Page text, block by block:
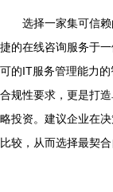
选择一家集可信
捷的在线咨询服务于
可的IT服务管理能力
合规性要求，更是打
略投资。建议企业在
比较，从而选择最契